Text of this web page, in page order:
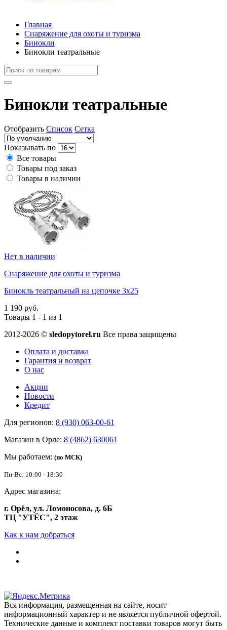
Главная
Снаряжение для охоты и туризма
Бинокли
Бинокли театральные
Бинокли театральные
Отобразить Список Сетка
Показывать по
Все товары
Товары под заказ
Товары в наличии
Нет в наличии
Снаряжение для охоты и туризма
Бинокль театральный на цепочке 3х25
1 190 руб.
Товары 1 - 1 из 1
2012-2026 © sledopytorel.ru Все права защищены
Оплата и доставка
Гарантия и возврат
О нас
Акции
Новости
Кредит
Для регионов: 8 (930) 063-00-61
Магазин в Орле: 8 (4862) 630061
Мы работаем: (по МСК)
Пн-Вс: 10:00 - 18:30
Адрес магазина:
г. Орёл, ул. Ломоносова, д. 6Б
ТЦ "УТЁС", 2 этаж
Как к нам добраться
Вся информация, размещенная на сайте, носит
информационный характер и не является публичной офертой.
Технические данные и комплект поставки товаров могут быть